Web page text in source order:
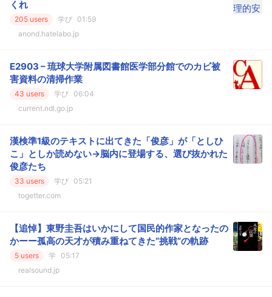
くれ
205 users 学び 01:59
anond.hatelabo.jp
E2903 – 琉球大学附属図書館医学部分館でのカビ被
害資料の清掃作業
43 users 学び 06:04
current.ndl.go.jp
漢検準1級のテキストに出てきた「俊彦」が「としひ
こ」としか読めない→脳内に登場する、選び抜かれた
俊彦たち
33 users 学び 05:21
togetter.com
【追悼】東野圭吾はいかにして国民的作家となったの
かーー孤高の天才が積み重ねてきた“挑戦”の軌跡
5 users 学
05:17
realsound.jp